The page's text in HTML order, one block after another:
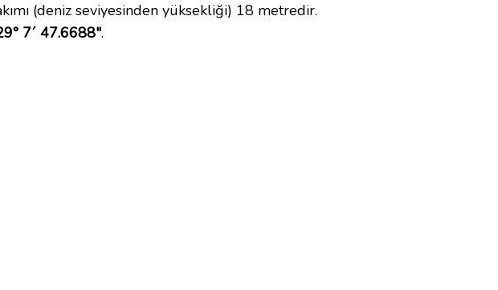
(deniz seviyesinden yüksekliği) 18 metredir.
7´ 47.6688".